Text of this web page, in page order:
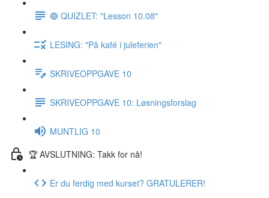
🔵 QUIZLET: "Lesson 10.08"
LESING: "På kafé i juleferien"
SKRIVEOPPGAVE 10
SKRIVEOPPGAVE 10: Løsningsforslag
MUNTLIG 10
🏆 AVSLUTNING: Takk for nå!
Er du ferdig med kurset? GRATULERER!